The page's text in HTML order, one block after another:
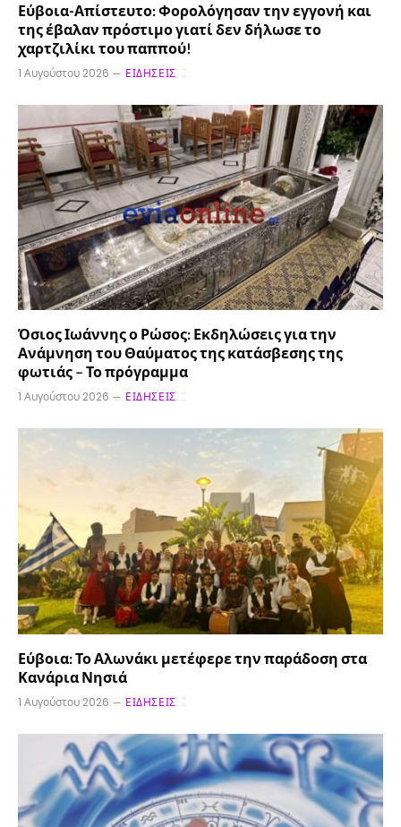
Εύβοια-Απίστευτο: Φορολόγησαν την εγγονή και
της έβαλαν πρόστιμο γιατί δεν δήλωσε το
χαρτζιλίκι του παππού!
1 Αυγούστου 2026 ΕΙΔΉΣΕΙΣ
Όσιος Ιωάννης ο Ρώσος: Εκδηλώσεις για την
Ανάμνηση του Θαύματος της κατάσβεσης της
φωτιάς – Το πρόγραμμα
1 Αυγούστου 2026 ΕΙΔΉΣΕΙΣ
Εύβοια: Το Αλωνάκι μετέφερε την παράδοση στα
Κανάρια Νησιά
1 Αυγούστου 2026 ΕΙΔΉΣΕΙΣ